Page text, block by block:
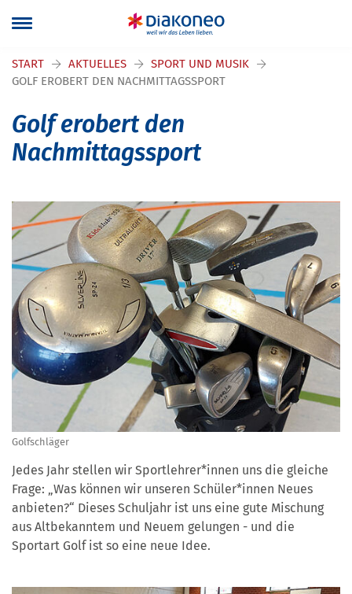
START AKTUELLES
SPORT UND MUSIK
GOLF EROBERT DEN NACHMITTAGSSPORT
Golf erobert den
Nachmittagssport
Golfschläger
Jedes Jahr stellen wir Sportlehrer*innen uns die gleiche
Frage: „Was können wir unseren Schüler*innen Neues
anbieten?“ Dieses Schuljahr ist uns eine gute Mischung
aus Altbekanntem und Neuem gelungen - und die
Sportart Golf ist so eine neue Idee.